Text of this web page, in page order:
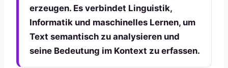
erzeugen. Es verbindet Linguistik,
Informatik und maschinelles Lernen, um
Text semantisch zu analysieren und
seine Bedeutung im Kontext zu erfassen.